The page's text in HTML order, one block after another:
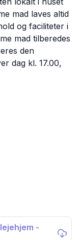
mad laves altid
og faciliteter i
mad tilberedes
den
dag kl. 17.00,
-